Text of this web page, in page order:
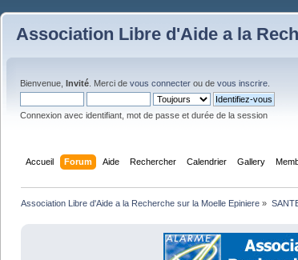
Association Libre d'Aide a la
Bienvenue, Invité . Merci de vous connecter ou de vous inscrire
Connexion avec identifiant, mot de passe et durée de la session
Accueil Forum Aide Rechercher Calendrier Gallery
Association Libre d'Aide a la Recherche sur la Moelle Epiniere »